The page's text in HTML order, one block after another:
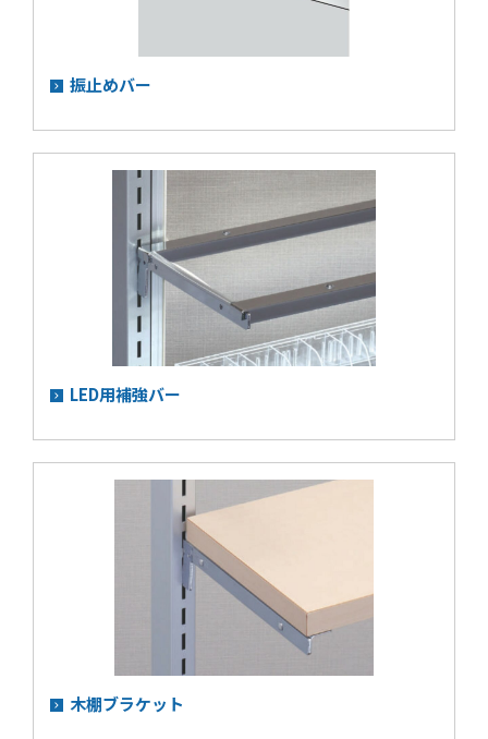
振止めバー
LED用補強バー
木棚ブラケット